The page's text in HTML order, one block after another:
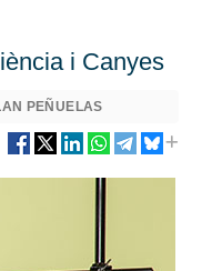
i Canyes
PEÑUELAS